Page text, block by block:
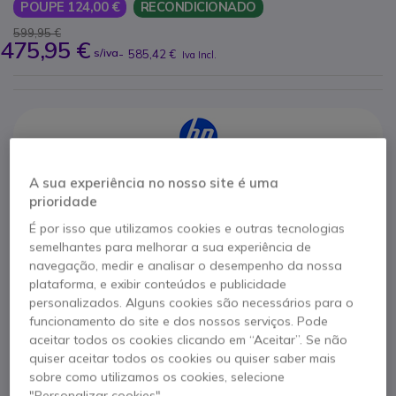
POUPE 124,00 € RECONDICIONADO
599,95 €
475,95 € s/iva- 585,42 € Iva Incl.
Características principais
Processador Intel Core i5-8250U que oferece desempenho
confiável
IPS LED Screen 15,6 polegadas em HD completo
8 GB de DDR4-SDRAM para uma multitarefa eficaz
SSD de 256 GB para armazenamento rápido e
transferências rápidas
Design elegante e ultra fino em alumínio de precisão
Conectividade Wi-Fi 5, LAN Ethernet e Bluetooth 4.2
Bateria de íons de lítio de 50 -white para uma autonomia
Mostrar mais
Contacte os nossos peritos - Linha gratuita
800 780 300
A sua experiência no nosso site é uma
prioridade
É por isso que utilizamos cookies e outras tecnologias
semelhantes para melhorar a sua experiência de
navegação, medir e analisar o desempenho da nossa
plataforma, e exibir conteúdos e publicidade
personalizados. Alguns cookies são necessários para o
funcionamento do site e dos nossos serviços. Pode
aceitar todos os cookies clicando em “Aceitar”. Se não
quiser aceitar todos os cookies ou quiser saber mais
sobre como utilizamos os cookies, selecione